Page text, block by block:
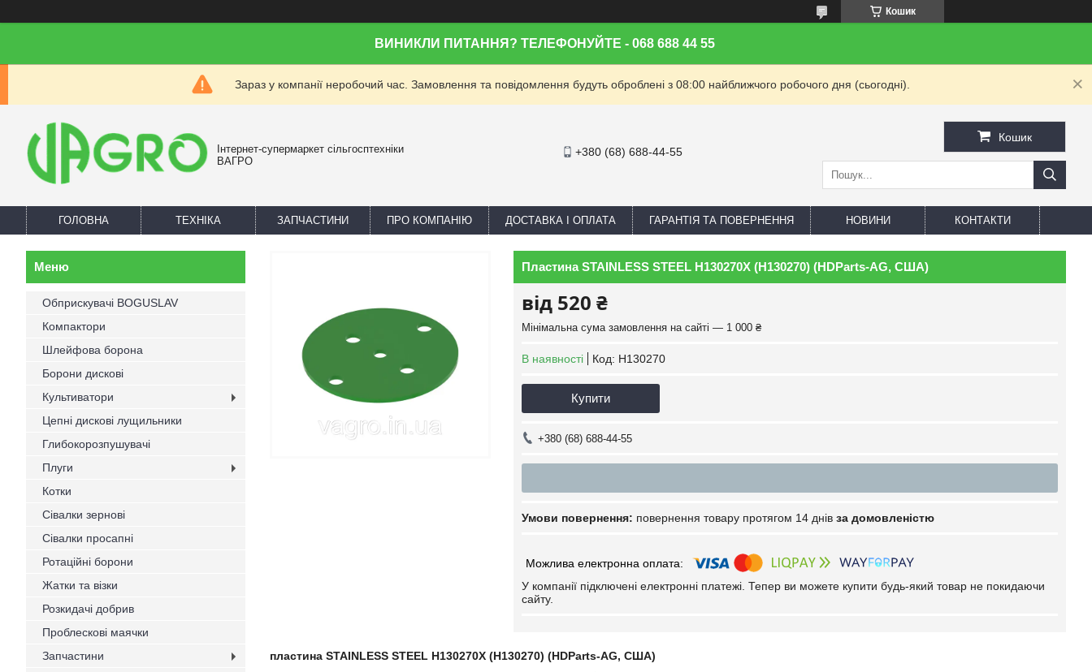
Кошик
ВИНИКЛИ ПИТАННЯ? ТЕЛЕФОНУЙТЕ - 068 688 44 55
Зараз у компанії неробочий час. Замовлення та повідомлення будуть оброблені з 08:00 найближчого робочого дня (сьогодні).
Інтернет-супермаркет сільгосптехніки
ВАГРО
+380 (68) 688-44-55
Кошик
ГОЛОВНА ТЕХНІКА ЗАПЧАСТИНИ ПРО КОМПАНІЮ ДОСТАВКА І ОПЛАТА ГАРАНТІЯ ТА ПОВЕРНЕННЯ НОВИНИ КОНТАКТИ
Пластина STAINLESS STEEL H130270X (H130270) (HDParts-AG, США)
від 520 ₴
Мінімальна сума замовлення на сайті — 1 000 ₴
В наявності Код: H130270
Купити
+380 (68) 688-44-55
повернення товару протягом 14 днів за домовленістю
У компанії підключені електронні платежі. Тепер ви можете купити будь-який товар не покидаючи
сайту.
пластина STAINLESS STEEL H130270X (H130270) (HDParts-AG, США)
Обприскувачі BOGUSLAV
Компактори
Шлейфова борона
Борони дискові
Культиватори
Цепні дискові лущильники
Глибокорозпушувачі
Плуги
Котки
Сівалки зернові
Сівалки просапні
Ротаційні борони
Жатки та візки
Розкидачі добрив
Проблескові маячки
Запчастини